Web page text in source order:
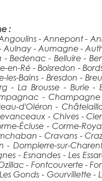
:
- Annepont -
- Aumagne -
Bedenac - Belluire -
en-Ré - Boisredon -
Bains - Bresdon -
- La Brousse - Burie -
-
d'Oléron -
- Chives -
Écluse - Corme-
- Cravans -
- Dompierre-sur-
- Esnandes - Les
- Fontcouverte -
Gonds - Gourvillette